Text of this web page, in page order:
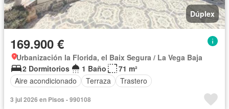
Dúplex
169.900 €
Urbanización la Florida, el Baix Segura / La Vega Baja
2 Dormitorios
1 Baño
71 m²
Aire acondicionado
Terraza Trastero
3 jul 2026 en Pisos - 990108